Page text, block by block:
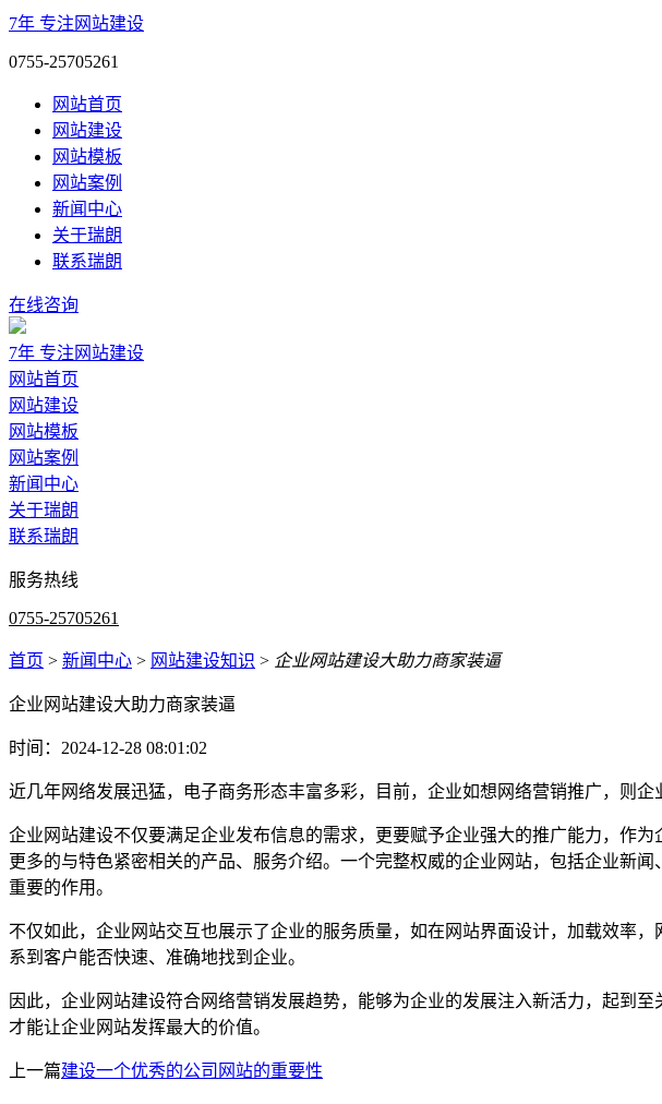
7年 专注网站建设
0755-25705261
网站首页
网站建设
网站模板
网站案例
新闻中心
关于瑞朗
联系瑞朗
在线咨询
7年 专注网站建设
网站首页
网站建设
网站模板
网站案例
新闻中心
关于瑞朗
联系瑞朗
服务热线
0755-25705261
首页 > 新闻中心 > 网站建设知识 > 企业网站建设大助力商家装逼
企业网站建设大助力商家装逼
时间：2024-12-28 08:01:02
近几年网络发展迅猛，电子商务形态丰富多彩，目前，企业如想网络营销推广，则
企业网站建设不仅要满足企业发布信息的需求，更要赋予企业强大的推广能力，作
更多的与特色紧密相关的产品、服务介绍。一个完整权威的企业网站，包括企业新
重要的作用。
不仅如此，企业网站交互也展示了企业的服务质量，如在网站界面设计，加载效率
系到客户能否快速、准确地找到企业。
因此，企业网站建设符合网络营销发展趋势，能够为企业的发展注入新活力，起到
才能让企业网站发挥最大的价值。
上一篇建设一个优秀的公司网站的重要性